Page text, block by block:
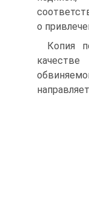
о
Копия